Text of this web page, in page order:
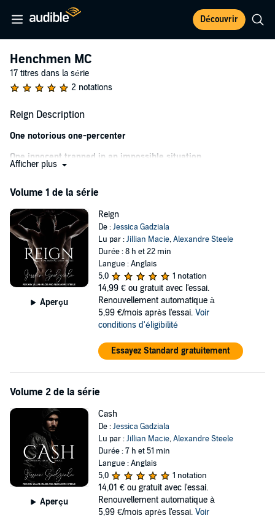
Découvrir
Henchmen MC
17 titres dans la série
2 notations
Reign Description
One notorious one-percenter
One innocent trapped in an impossible situation
Three people who aren't who they appear to be
Equals one big (bloody) mess.
Reign is no stranger to the criminal underbelly and hard life, but
when a random woman comes (literally) crashing into his life -
learning things she has no business knowing, and bringing with her
the weight of the city's biggest skin trader-the "hard life" starts to
take on a whole new meaning.
Contains mature themes.
Afficher plus
Volume 1 de la série
Aperçu
Reign
De :Jessica Gadziala
Lu par :Jillian Macie,Alexandre Steele
Durée : 8 h et 22 min
Langue : Anglais
5,0
1 notation
14,99 € ou gratuit avec l'essai.
Renouvellement automatique à
5,99 €/mois après l'essai. Voir
conditions d'éligibilité
Essayez Standard gratuitement
Volume 2 de la série
Aperçu
Cash
De :Jessica Gadziala
Lu par :Jillian Macie,Alexandre Steele
Durée : 7 h et 51 min
Langue : Anglais
5,0
1 notation
14,01 € ou gratuit avec l'essai.
Renouvellement automatique à
5,99 €/mois après l'essai. Voir